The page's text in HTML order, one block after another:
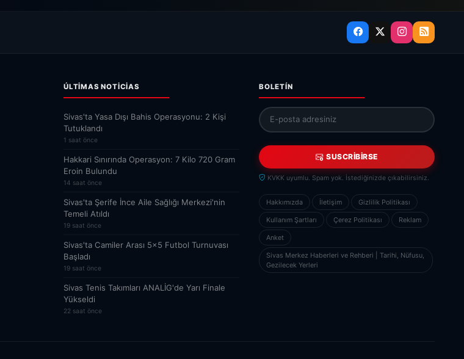
ÚLTIMAS NOTICIAS
Sivas'ta Yasa Dışı Bahis Operasyonu: 2 Kişi
Tutuklandı
1 saat önce
Hakkari Sınırında Operasyon: 7 Kilo 720 Gram
Eroin Bulundu
14 saat önce
Sivas'ta Şerife İnce Aile Sağlığı Merkezi'nin
Temeli Atıldı
19 saat önce
Sivas'ta Camiler Arası 5x5 Futbol Turnuvası
Başladı
19 saat önce
Sivas Tenis Takımları ANALİG'de Yarı Finale
Yükseldi
22 saat önce
BOLETÍN
SUSCRIBIRSE
KVKK uyumlu. Spam yok. İstediğinizde çıkabilirsiniz.
Hakkımızda İletişim Gizlilik Politikası
Kullanım Şartları Çerez Politikası Reklam
Anket
Sivas Merkez Haberleri ve Rehberi | Tarihi, Nüfusu,
Gezilecek Yerleri